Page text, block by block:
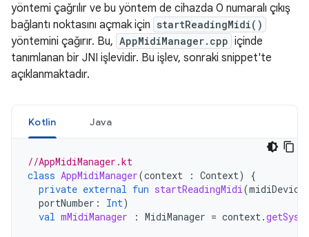
yöntemi çağrılır ve bu yöntem de cihazda 0 numaralı çıkış
bağlantı noktasını açmak için startReadingMidi()
yöntemini çağırır. Bu, AppMidiManager.cpp içinde
tanımlanan bir JNI işlevidir. Bu işlev, sonraki snippet'te
açıklanmaktadır.
Kotlin Java
//AppMidiManager.kt
class AppMidiManager(context : Context)
{
private external fun startReadingMidi(midiDevice
portNumber : Int)
val mMidiManager : MidiManager = context.